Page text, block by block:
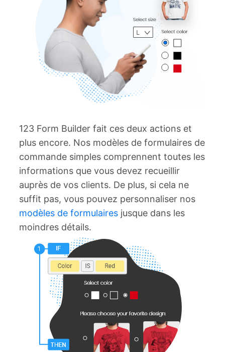
123 Form Builder fait ces deux actions et
plus encore. Nos modèles de formulaires de
commande simples comprennent toutes les
informations que vous devez recueillir
auprès de vos clients. De plus, si cela ne
suffit pas, vous pouvez personnaliser nos
modèles de formulaires jusque dans les
moindres détails.